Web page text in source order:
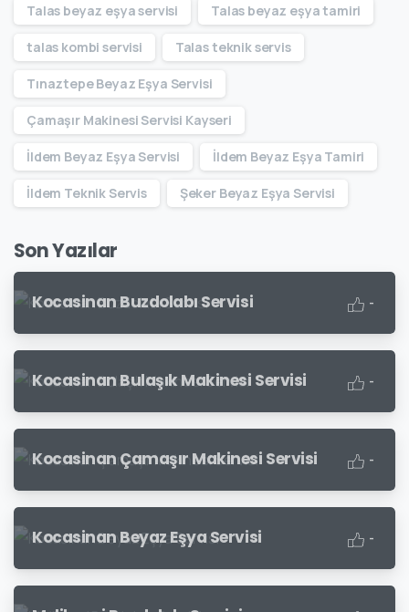
Talas beyaz eşya servisi Talas beyaz eşya tamiri
talas kombi servisi Talas teknik servis
Tınaztepe Beyaz Eşya Servisi
Çamaşır Makinesi Servisi Kayseri
İldem Beyaz Eşya Servisi İldem Beyaz Eşya Tamiri
İldem Teknik Servis Şeker Beyaz Eşya Servisi
Son Yazılar
Kocasinan Buzdolabı Servisi -
Kocasinan Bulaşık Makinesi Servisi -
Kocasinan Çamaşır Makinesi Servisi -
Kocasinan Beyaz Eşya Servisi -